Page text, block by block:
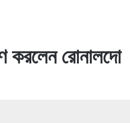
করলেন রোনালদো